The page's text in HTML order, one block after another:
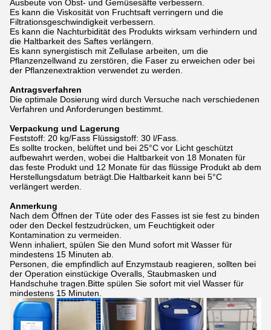
Ausbeute von Obst- und Gemüsesäfte verbessern.
Es kann die Viskosität von Fruchtsaft verringern und die
Filtrationsgeschwindigkeit verbessern.
Es kann die Nachturbidität des Produkts wirksam verhindern und
die Haltbarkeit des Saftes verlängern.
Es kann synergistisch mit Zellulase arbeiten, um die
Pflanzenzellwand zu zerstören, die Faser zu erweichen oder bei
der Pflanzenextraktion verwendet zu werden.
Antragsverfahren
Die optimale Dosierung wird durch Versuche nach verschiedenen
Verfahren und Anforderungen bestimmt.
Verpackung und Lagerung
Feststoff: 20 kg/Fass Flüssigstoff: 30 l/Fass.
Es sollte trocken, belüftet und bei 25°C vor Licht geschützt
aufbewahrt werden, wobei die Haltbarkeit von 18 Monaten für
das feste Produkt und 12 Monate für das flüssige Produkt ab dem
Herstellungsdatum beträgt.Die Haltbarkeit kann bei 5°C
verlängert werden.
Anmerkung
Nach dem Öffnen der Tüte oder des Fasses ist sie fest zu binden
oder den Deckel festzudrücken, um Feuchtigkeit oder
Kontamination zu vermeiden.
Wenn inhaliert, spülen Sie den Mund sofort mit Wasser für
mindestens 15 Minuten ab.
Personen, die empfindlich auf Enzymstaub reagieren, sollten bei
der Operation einstückige Overalls, Staubmasken und
Handschuhe tragen.Bitte spülen Sie sofort mit viel Wasser für
mindestens 15 Minuten.